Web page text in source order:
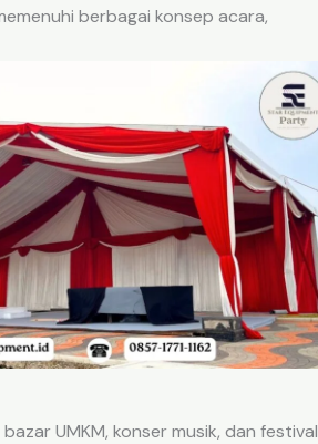
berbagai konsep acara,
UMKM, konser musik, dan festival